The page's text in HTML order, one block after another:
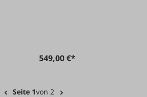
549,00 €*
Seite 1von 2